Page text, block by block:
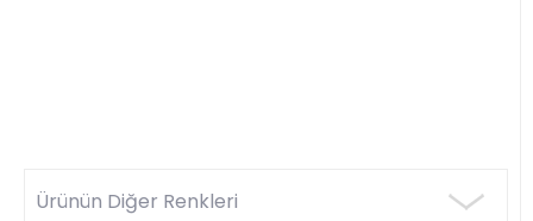
Ürünün Diğer Renkleri